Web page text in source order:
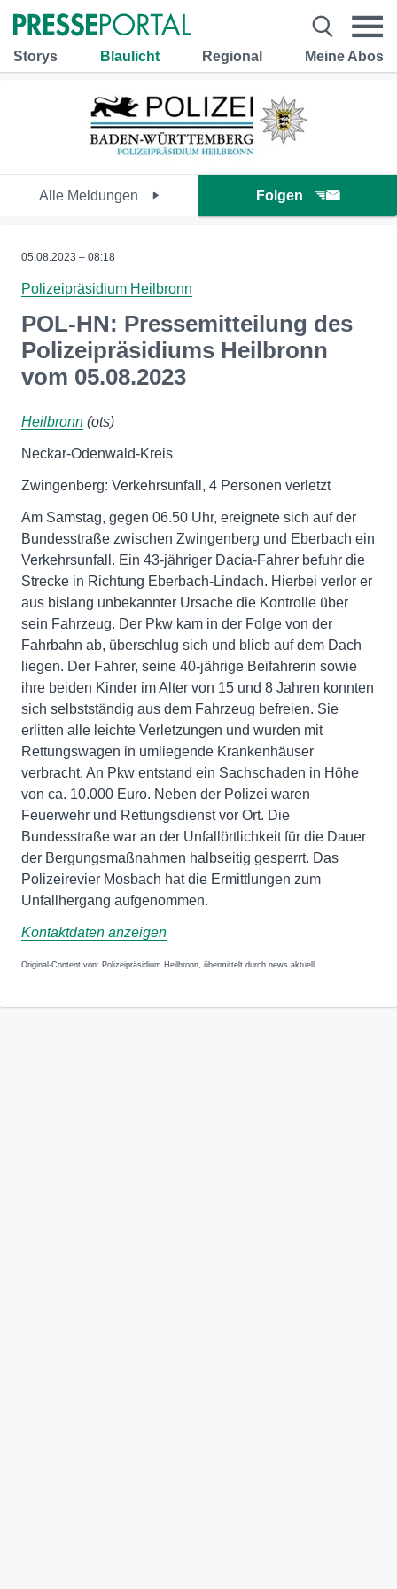
Storys Blaulicht Regional Meine Abos
Alle Meldungen Folgen
05.08.2023 – 08:18
Polizeipräsidium Heilbronn
POL-HN: Pressemitteilung des
Polizeipräsidiums Heilbronn
vom 05.08.2023
Heilbronn (ots)
Neckar-Odenwald-Kreis
Zwingenberg: Verkehrsunfall, 4 Personen verletzt
Am Samstag, gegen 06.50 Uhr, ereignete sich auf der
Bundesstraße zwischen Zwingenberg und Eberbach ein
Verkehrsunfall. Ein 43-jähriger Dacia-Fahrer befuhr die
Strecke in Richtung Eberbach-Lindach. Hierbei verlor er
aus bislang unbekannter Ursache die Kontrolle über
sein Fahrzeug. Der Pkw kam in der Folge von der
Fahrbahn ab, überschlug sich und blieb auf dem Dach
liegen. Der Fahrer, seine 40-jährige Beifahrerin sowie
ihre beiden Kinder im Alter von 15 und 8 Jahren konnten
sich selbstständig aus dem Fahrzeug befreien. Sie
erlitten alle leichte Verletzungen und wurden mit
Rettungswagen in umliegende Krankenhäuser
verbracht. An Pkw entstand ein Sachschaden in Höhe
von ca. 10.000 Euro. Neben der Polizei waren
Feuerwehr und Rettungsdienst vor Ort. Die
Bundesstraße war an der Unfallörtlichkeit für die Dauer
der Bergungsmaßnahmen halbseitig gesperrt. Das
Polizeirevier Mosbach hat die Ermittlungen zum
Unfallhergang aufgenommen.
Kontaktdaten anzeigen
Original-Content von: Polizeipräsidium Heilbronn, übermittelt durch news aktuell